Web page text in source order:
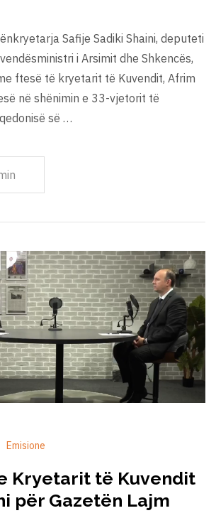
Safije Sadiki Shaini, deputeti
i Arsimit dhe Shkencës,
ftesë të kryetarit të Kuvendit, Afrim
në shënimin e 33-vjetorit të
së …
Emisione
Kryetarit të Kuvendit
për Gazetën Lajm